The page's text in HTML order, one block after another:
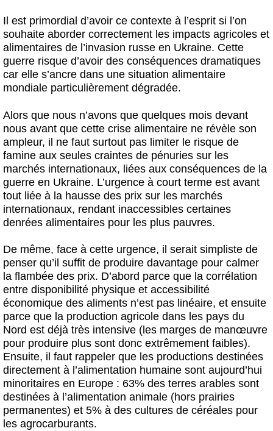
Il est primordial d’avoir ce contexte à l’esprit si l’on
souhaite aborder correctement les impacts agricoles et
alimentaires de l’invasion russe en Ukraine. Cette
guerre risque d’avoir des conséquences dramatiques
car elle s’ancre dans une situation alimentaire
mondiale particulièrement dégradée.
Alors que nous n’avons que quelques mois devant
nous avant que cette crise alimentaire ne révèle son
ampleur, il ne faut surtout pas limiter le risque de
famine aux seules craintes de pénuries sur les
marchés internationaux, liées aux conséquences de la
guerre en Ukraine. L’urgence à court terme est avant
tout liée à la hausse des prix sur les marchés
internationaux, rendant inaccessibles certaines
denrées alimentaires pour les plus pauvres.
De même, face à cette urgence, il serait simpliste de
penser qu’il suffit de produire davantage pour calmer
la flambée des prix. D’abord parce que la corrélation
entre disponibilité physique et accessibilité
économique des aliments n’est pas linéaire, et ensuite
parce que la production agricole dans les pays du
Nord est déjà très intensive (les marges de manœuvre
pour produire plus sont donc extrêmement faibles).
Ensuite, il faut rappeler que les productions destinées
directement à l’alimentation humaine sont aujourd’hui
minoritaires en Europe : 63% des terres arables sont
destinées à l’alimentation animale (hors prairies
permanentes) et 5% à des cultures de céréales pour
les agrocarburants.